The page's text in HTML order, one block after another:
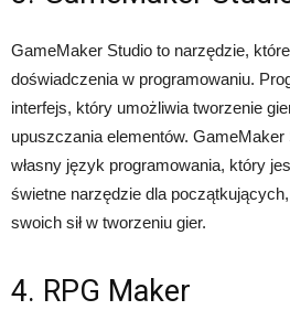
GameMaker Studio to narzędzie,
doświadczenia w programowaniu.
interfejs, który umożliwia tworzenie
upuszczania elementów. GameMaker
własny język programowania, który
świetne narzędzie dla
swoich sił w tworzeniu gier.
4. RPG Maker